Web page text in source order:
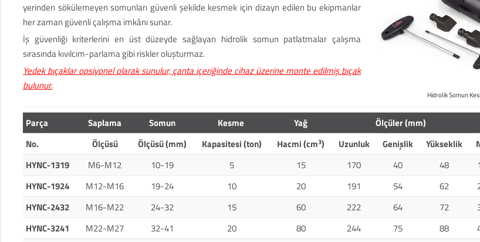
yerinden sökülemeyen somunları güvenli şekilde kesmek için dizayn edilen bu ekipmanlar
her zaman güvenli çalışma imkânı sunar.
İş güvenliği kriterlerini en üst düzeyde sağlayan hidrolik somun patlatmalar çalışma
sırasında kıvılcım-parlama gibi riskler oluşturmaz.
Yedek bıçaklar opsiyonel olarak sunulur, çanta içeriğinde cihaz üzerine monte edilmiş bıçak
bulunur.
Hidrolik Somun
Parça Saplama Somun Kesme Yağ Ölçüler (mm)
No.
Ölçüsü Ölçüsü (mm) Kapasitesi (ton) Hacmi (cm3) Uzunluk Genişlik Yükseklik
HYNC-1319
M6-M12 10-19 5 15 170 40 48
HYNC-1924
M12-M16 19-24 10 20 191 54 62
HYNC-2432
M16-M22 24-32 15 60 222 64 72
HYNC-3241
M22-M27 32-41 20 80 244 75 88